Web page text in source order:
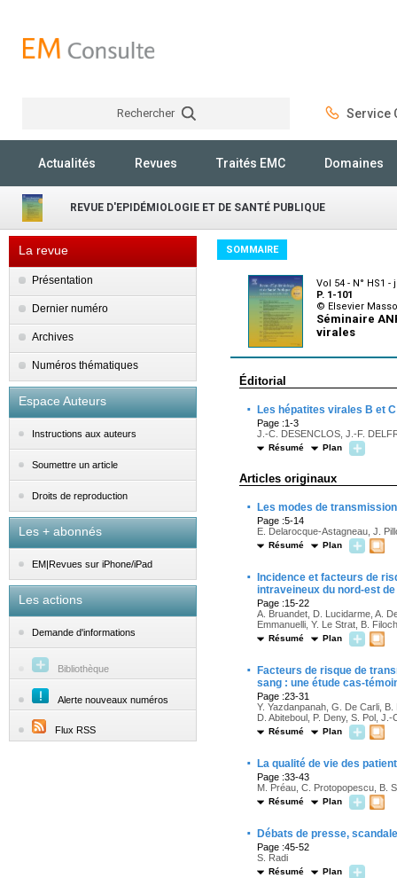
Rechercher Service
Actualités Revues Traités EMC Domaines
REVUE D'EPIDÉMIOLOGIE ET DE SANTÉ PUBLIQUE
La revue
Présentation
Dernier numéro
Archives
Numéros thématiques
Espace Auteurs
Instructions aux auteurs
Soumettre un article
Droits de reproduction
Les + abonnés
EM|Revues sur iPhone/iPad
Les actions
Demande d'informations
Bibliothèque
Alerte nouveaux numéros
Flux RSS
SOMMAIRE
Vol 54 - N° HS1 -
P. 1-101
© Elsevier
Séminaire
virales
Éditorial
· Les hépatites virales B et
Page :1-3
J.-C. DESENCLOS, J.-F.
Résumé Plan
Articles originaux
· Les modes de
Page :5-14
E. Delarocque-Astagneau, J.
Résumé Plan
·
Incidence et facteurs de
intraveineux du nord-est
Page :15-22
A. Bruandet, D. Lucidarme, A.
Emmanuelli, Y. Le Strat, B.
Résumé Plan
·
Facteurs de risque de
sang : une étude cas-
Page :23-31
Y. Yazdanpanah, G. De Carli,
D. Abiteboul, P. Deny, S. Pol,
Résumé Plan
· La qualité de vie des
Page :33-43
M. Préau, C. Protopopescu, B.
Résumé Plan
· Débats de presse,
Page :45-52
S. Radi
Résumé Plan